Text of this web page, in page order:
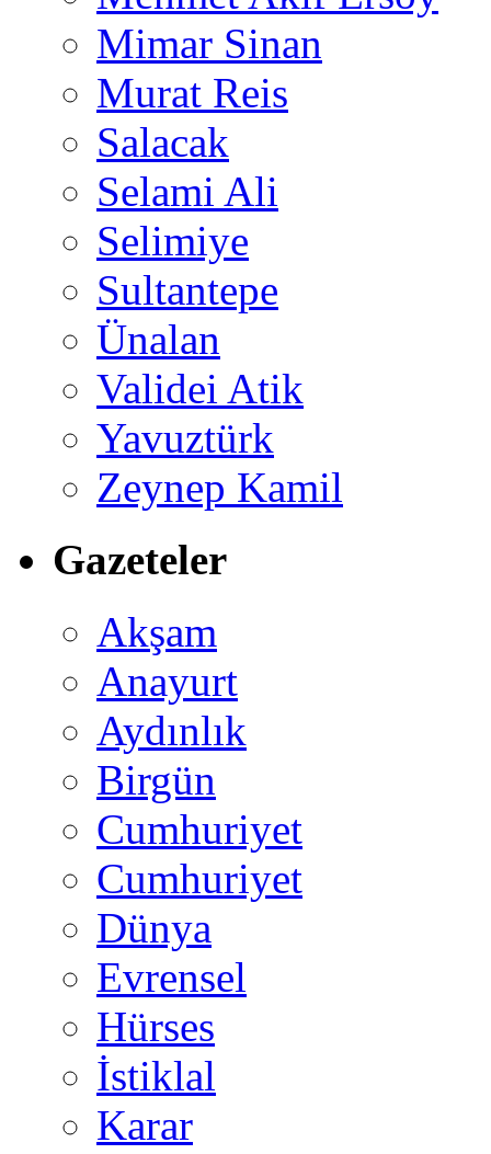
Mimar Sinan
Murat Reis
Salacak
Selami Ali
Selimiye
Sultantepe
Ünalan
Validei Atik
Yavuztürk
Zeynep Kamil
Gazeteler
Akşam
Anayurt
Aydınlık
Birgün
Cumhuriyet
Cumhuriyet
Dünya
Evrensel
Hürses
İstiklal
Karar